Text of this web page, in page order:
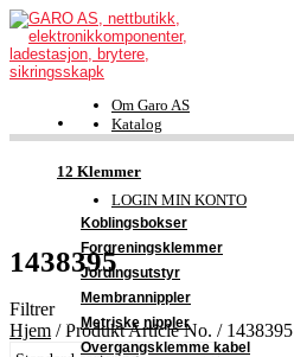
12 Klemmer
Koblingsbokser
Forgreningsklemmer
Jordingsutstyr
Membrannippler
Metriske nippler
Overgangsklemme kabel
Om Garo AS
Katalog
FDV-dokumentasjon
Support
LOGIN MIN KONTO
1438395
Filtrer
Hjem /Produkt Article No. /1438395